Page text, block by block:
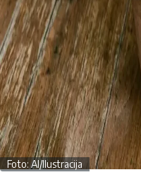
Foto: AI/Ilustracija